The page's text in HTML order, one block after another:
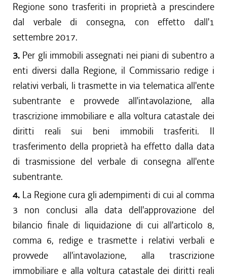
Regione sono trasferiti in proprietà a prescindere
dal verbale di consegna, con effetto dall'1
settembre 2017.
3. Per gli immobili assegnati nei piani di subentro a
enti diversi dalla Regione, il Commissario redige i
relativi verbali, li trasmette in via telematica all'ente
subentrante e provvede all'intavolazione, alla
trascrizione immobiliare e alla voltura catastale dei
diritti reali sui beni immobili trasferiti. Il
trasferimento della proprietà ha effetto dalla data
di trasmissione del verbale di consegna all'ente
subentrante.
4. La Regione cura gli adempimenti di cui al comma
3 non conclusi alla data dell'approvazione del
bilancio finale di liquidazione di cui all'articolo 8,
comma 6, redige e trasmette i relativi verbali e
provvede all'intavolazione, alla trascrizione
immobiliare e alla voltura catastale dei diritti reali